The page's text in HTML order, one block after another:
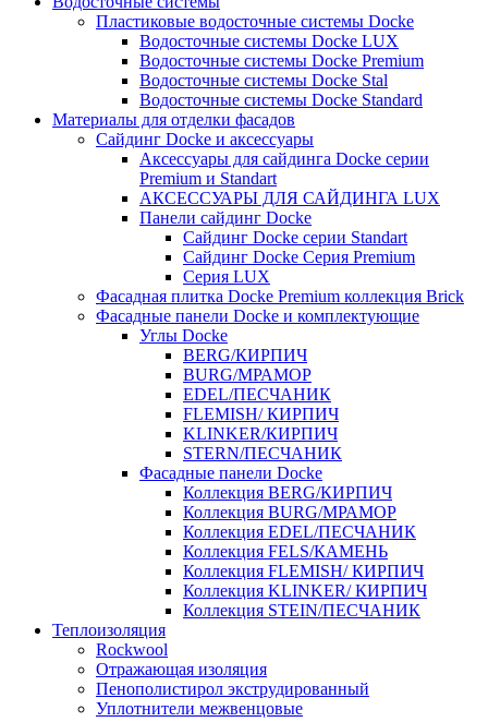
Пластиковые водосточные системы Docke
Водосточные системы Docke LUX
Водосточные системы Docke Premium
Водосточные системы Docke Stal
Водосточные системы Docke Standard
Материалы для отделки фасадов
Сайдинг Docke и аксессуары
Аксессуары для сайдинга Docke серии
Premium и Standart
АКСЕССУАРЫ ДЛЯ САЙДИНГА LUX
Панели сайдинг Docke
Cайдинг Docke серии Standart
Сайдинг Docke Серия Premium
Серия LUX
Фасадная плитка Docke Premium коллекция Brick
Фасадные панели Docke и комплектующие
Углы Docke
BERG/КИРПИЧ
BURG/МРАМОР
EDEL/ПЕСЧАНИК
FLEMISH/ КИРПИЧ
KLINKER/КИРПИЧ
STERN/ПЕСЧАНИК
Фасадные панели Docke
Коллекция BERG/КИРПИЧ
Коллекция BURG/МРАМОР
Коллекция EDEL/ПЕСЧАНИК
Коллекция FELS/КАМЕНЬ
Коллекция FLEMISH/ КИРПИЧ
Коллекция KLINKER/ КИРПИЧ
Коллекция STEIN/ПЕСЧАНИК
Теплоизоляция
Rockwool
Отражающая изоляция
Пенополистирол экструдированный
Уплотнители межвенцовые